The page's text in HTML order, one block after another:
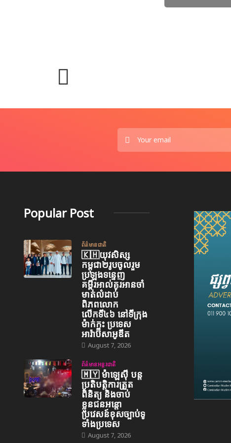
Popular Post
ព័ត៌មានជាតិ
🇰🇭យុវសិស្ស
កម្ពុជា២រូបចូលរួម
ប្រឡងទន្ទេញ
គម្ពីរអាល់គូរអានចាំ
មាត់លំដាប់
ពិភពលោក
លើកទី៤៦ នៅទីក្រុង
ម៉ាក់កះ ប្រទេស
អារ៉ាប៊ីសាអូឌីត
August 7, 2026
ព័ត៌មានអន្តរជាតិ
🇲🇾 ម៉ាឡេស៊ី បន្ត
ប្រតិបត្តិការត្រួត
ពិនិត្យ និងចាប់
ខ្លួនជនអន្តោ
ប្រវេសន៍ខុសច្បាប់ទូ
ទាំងប្រទេស
August 7, 2026